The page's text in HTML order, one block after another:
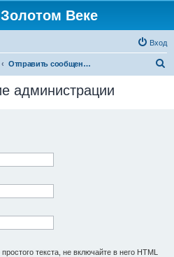
Веке
Вход
Отправить сообщение администрации
администрации
текста, не включайте в него HTML